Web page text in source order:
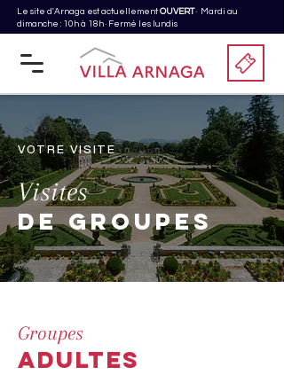
Le site d'Arnaga est actuellement OUVERT· Mardi au
dimanche : 10h à 18h · Fermé les lundis
VOTRE VISITE
Visites
DE GROUPES
Groupes
ADULTES